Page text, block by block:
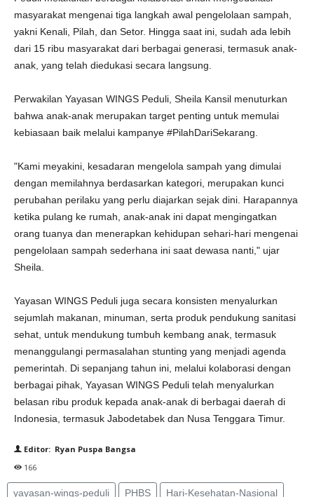
masyarakat mengenai tiga langkah awal pengelolaan sampah,
yakni Kenali, Pilah, dan Setor. Hingga saat ini, sudah ada lebih
dari 15 ribu masyarakat dari berbagai generasi, termasuk anak-
anak, yang telah diedukasi secara langsung.
Perwakilan Yayasan WINGS Peduli, Sheila Kansil menuturkan
bahwa anak-anak merupakan target penting untuk memulai
kebiasaan baik melalui kampanye #PilahDariSekarang.
"Kami meyakini, kesadaran mengelola sampah yang dimulai
dengan memilahnya berdasarkan kategori, merupakan kunci
perubahan perilaku yang perlu diajarkan sejak dini. Harapannya
ketika pulang ke rumah, anak-anak ini dapat mengingatkan
orang tuanya dan menerapkan kehidupan sehari-hari mengenai
pengelolaan sampah sederhana ini saat dewasa nanti," ujar
Sheila.
Yayasan WINGS Peduli juga secara konsisten menyalurkan
sejumlah makanan, minuman, serta produk pendukung sanitasi
sehat, untuk mendukung tumbuh kembang anak, termasuk
menanggulangi permasalahan stunting yang menjadi agenda
pemerintah. Di sepanjang tahun ini, melalui kolaborasi dengan
berbagai pihak, Yayasan WINGS Peduli telah menyalurkan
belasan ribu produk kepada anak-anak di berbagai daerah di
Indonesia, termasuk Jabodetabek dan Nusa Tenggara Timur.
Editor: Ryan Puspa Bangsa
166
yayasan-wings-peduli PHBS Hari-Kesehatan-Nasional